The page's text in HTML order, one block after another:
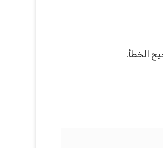
الخطأ.